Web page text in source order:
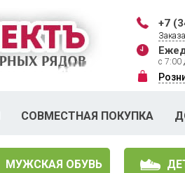
+7
с 7:00
СОВМЕСТНАЯ ПОКУПКА
МУЖСКАЯ ОБУВЬ